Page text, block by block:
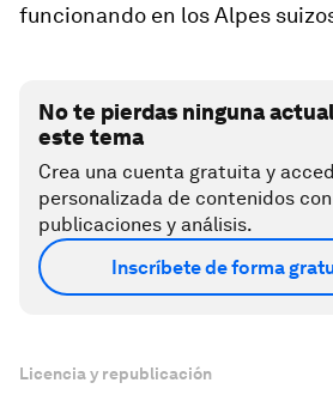
funcionando en los Alpes
No te pierdas ninguna
este tema
Crea una cuenta gratuita y
personalizada de contenidos
publicaciones y análisis.
Inscríbete de forma
Licencia y republicación